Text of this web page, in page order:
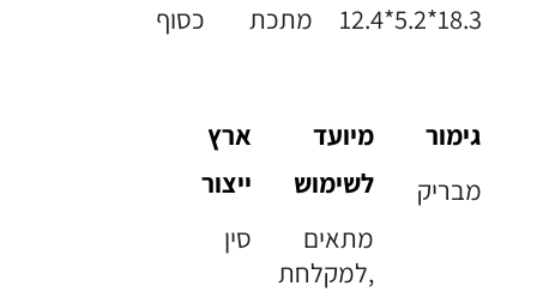
12.4*5.2*18.3
מתכת
כסוף
גימור
מבריק
מיועד
לשימוש
מתאים
למקלחת,
ארץ
ייצור
סין